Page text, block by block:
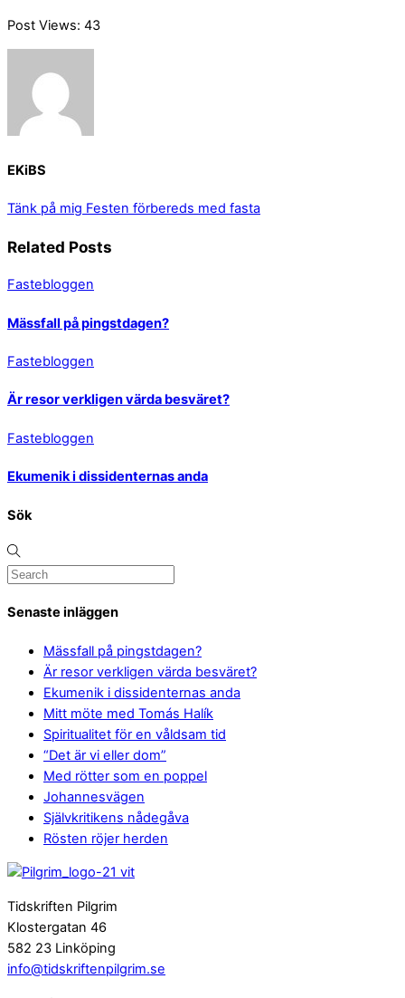
Post Views: 43
EKiBS
Tänk på mig Festen förbereds med fasta
Related Posts
Fastebloggen
Mässfall på pingstdagen?
Fastebloggen
Är resor verkligen värda besväret?
Fastebloggen
Ekumenik i dissidenternas anda
Sök
Senaste inläggen
Mässfall på pingstdagen?
Är resor verkligen värda besväret?
Ekumenik i dissidenternas anda
Mitt möte med Tomás Halík
Spiritualitet för en våldsam tid
“Det är vi eller dom”
Med rötter som en poppel
Johannesvägen
Självkritikens nådegåva
Rösten röjer herden
Tidskriften Pilgrim
Klostergatan 46
582 23 Linköping
info@tidskriftenpilgrim.se